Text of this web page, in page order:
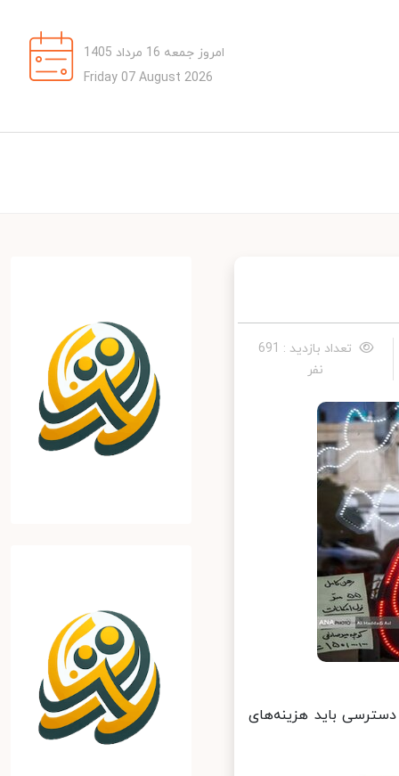
امروز جمعه 16 مرداد 1405
Friday 07 August 2026
تعداد بازدید : 691
نفر
باید هزینه‌های